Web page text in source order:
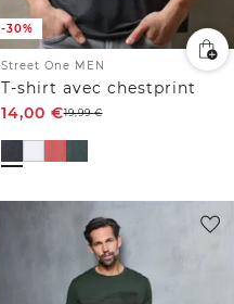
-30%
Street One MEN
T-shirt avec chestprint
14,00 €19,99€